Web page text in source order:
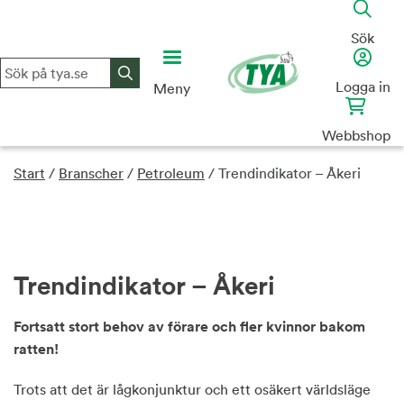
content
Meny
Sök
Logga in
Webbshop
Start / Branscher / Petroleum / Trendindikator – Åkeri
Trendindikator – Åkeri
Fortsatt stort behov av förare och fler kvinnor bakom
ratten!
Trots att det är lågkonjunktur och ett osäkert världsläge